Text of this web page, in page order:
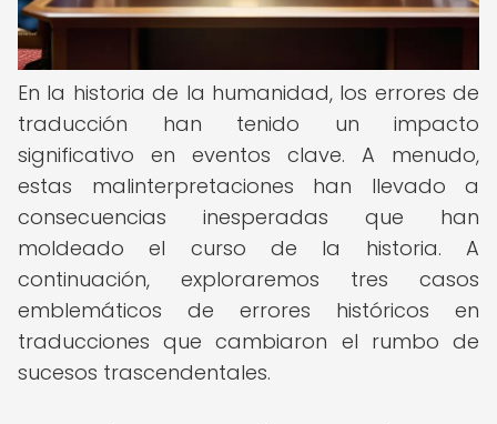
En la historia de la humanidad, los errores de
traducción han tenido un impacto
significativo en eventos clave. A menudo,
estas malinterpretaciones han llevado a
consecuencias inesperadas que han
moldeado el curso de la historia. A
continuación, exploraremos tres casos
emblemáticos de errores históricos en
traducciones que cambiaron el rumbo de
sucesos trascendentales.